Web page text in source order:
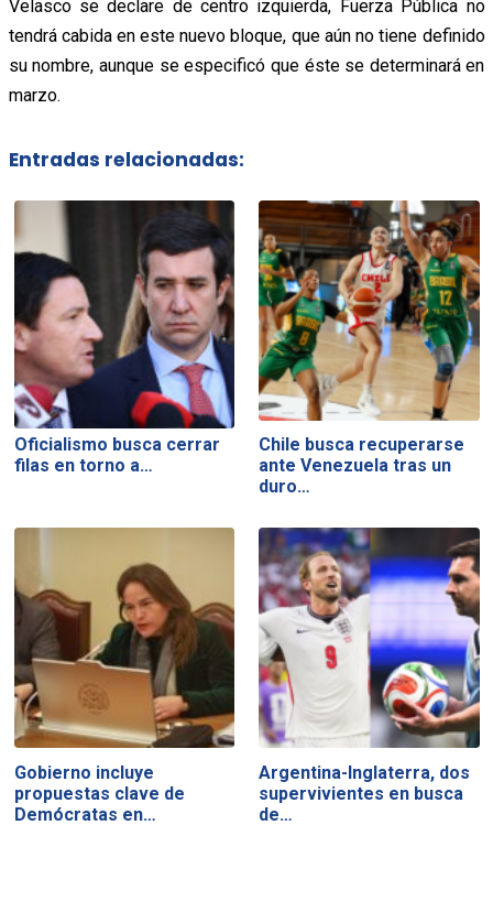
Velasco se declare de centro izquierda, Fuerza Pública no
tendrá cabida en este nuevo bloque, que aún no tiene definido
su nombre, aunque se especificó que éste se determinará en
marzo.
Entradas relacionadas:
Oficialismo busca cerrar
filas en torno a…
Chile busca recuperarse
ante Venezuela tras un
duro…
Gobierno incluye
propuestas clave de
Demócratas en…
Argentina-Inglaterra, dos
supervivientes en busca
de…